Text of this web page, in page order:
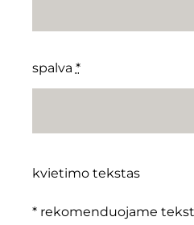
spalva *
kvietimo tekstas
* rekomenduojame